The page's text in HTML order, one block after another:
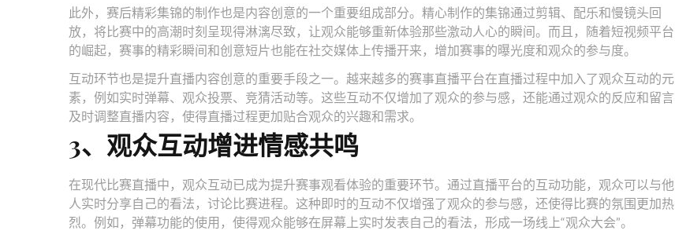
此外，赛后精彩集锦的制作也是内容创意的一个重要组成部分。精心制作的集锦通过剪辑、配乐和慢镜头回
放，将比赛中的高潮时刻呈现得淋漓尽致，让观众能够重新体验那些激动人心的瞬间。而且，随着短视频平台
的崛起，赛事的精彩瞬间和创意短片也能在社交媒体上传播开来，增加赛事的曝光度和观众的参与度。
互动环节也是提升直播内容创意的重要手段之一。越来越多的赛事直播平台在直播过程中加入了观众互动的元
素，例如实时弹幕、观众投票、竞猜活动等。这些互动不仅增加了观众的参与感，还能通过观众的反应和留言
及时调整直播内容，使得直播过程更加贴合观众的兴趣和需求。
3、观众互动增进情感共鸣
在现代比赛直播中，观众互动已成为提升赛事观看体验的重要环节。通过直播平台的互动功能，观众可以与他
人实时分享自己的看法，讨论比赛进程。这种即时的互动不仅增强了观众的参与感，还使得比赛的氛围更加热
烈。例如，弹幕功能的使用，使得观众能够在屏幕上实时发表自己的看法，形成一场线上“观众大会”。